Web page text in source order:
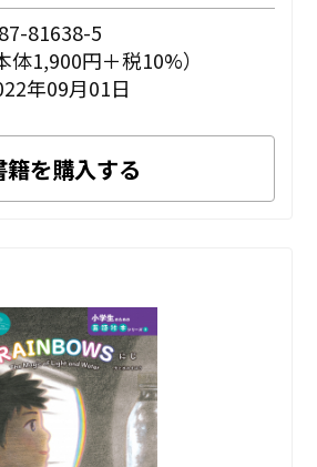
81638-5
1,900円＋税10%）
年09月01日
籍を購入する